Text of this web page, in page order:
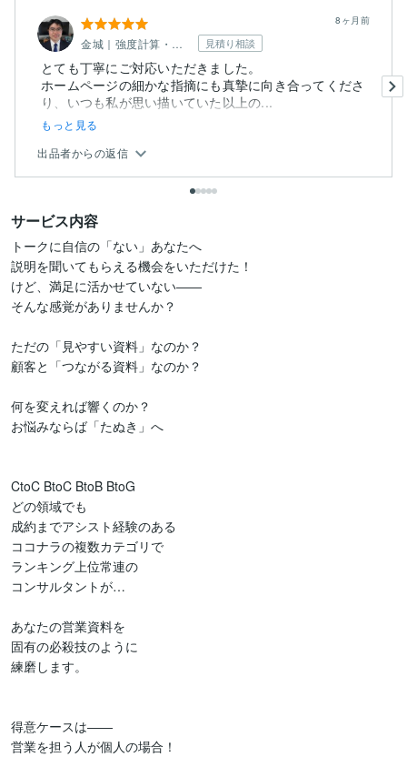
金城｜強度計算・動画マニュアル作成 見積り相談
8ヶ月前
とても丁寧にご対応いただきました。
ホームページの細かな指摘にも真摯に向き合ってくださ
り、いつも私が思い描いていた以上の...
もっと見る
出品者からの返信
サービス内容
トークに自信の「ない」あなたへ
説明を聞いてもらえる機会をいただけた！
けど、満足に活かせていない――
そんな感覚がありませんか？
ただの「見やすい資料」なのか？
顧客と「つながる資料」なのか？
何を変えれば響くのか？
お悩みならば「たぬき」へ
CtoC BtoC BtoB BtoG
どの領域でも
成約までアシスト経験のある
ココナラの複数カテゴリで
ランキング上位常連の
コンサルタントが…
あなたの営業資料を
固有の必殺技のように
練磨します。
得意ケースは――
営業を担う人が個人の場合！